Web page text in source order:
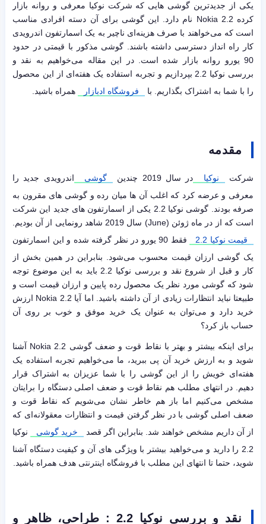
یکی از جدیدترین گوشی هایی که شرکت نوکیا معرفی و روانه بازار
کرده Nokia 2.2 نام دارد. این گوشی برای آن دسته افرادی مناسب
است که می‌خواهند با صرف هزینه‌ای ناچیر به یک اسمارتفون اندرویدی
کار راه انداز دسترسی داشته باشند. گوشی مذکور با قیمتی در حدود
90 یورو روانه بازار شده است. در این مقاله می‌خواهیم به نقد و
بررسی نوکیا 2.2 بپردازیم و تجربه استفاده یک هفته‌ای از این محصول
را با شما به اشتراک بگذاریم. با
فروشگاه ادبازار همراه باشید.
مقدمه
شرکت نوکیا در سال 2019 چندین گوشی
اندرویدی جدید را
معرفی و عرضه کرد که اغلب آن ها میان رده و گوشی های مقرون به
صرفه بودند. گوشی نوکیا 2.2 یکی از اسمارتفون های جدید این شرکت
است که از در ماه ژوئن (June) سال 2019 شاهد رونمایی از آن بودیم.
قیمت نوکیا 2.2
فقط 90 یورو در نظر گرفته شده و این اسمارتفون
یک گوشی ارزان قیمت محسوب می‌شود. بنابراین در همین بخش از
کار و قبل از شروع نقد و بررسی نوکیا 2.2 باید به این موضوع توجه
شود که گوشی مورد نظر یک محصول رده پایین و ارزان قیمت است و
طبیعتا نباید انتظارات زیادی از آن داشته باشید. اما آیا Nokia 2.2 ارزش
خرید دارد و می‌توان به عنوان یک خرید موفق و خوب بر روی آن
حساب باز کرد؟
برای اینکه بیشتر و بهتر با نقاط قوت و ضعف گوشی Nokia 2.2 آشنا
شوید و به ارزش خرید آن پی ببرید، ما می‌خواهیم تجربه استفاده یک
هفته‌ای خویش را از این گوشی را با شما عزیزان به اشتراک قرار
دهیم. در انتهای مطلب هم نقاط قوت و ضعف اصلی دستگاه را برایتان
مشخص می‌کنیم اما باز هم خاطر نشان می‌شویم که نقاط قوت و
ضعف اصلی گوشی با در نظر گرفتن قیمت و انتظارات معقولانه‌ای که
از آن داریم مشخص خواهند شد. بنابراین اگر قصد
خرید گوشی
نوکیا
2.2 را دارید و می‌خواهید بیشتر با ویژگی های آن و کیفیت دستگاه آشنا
شوید، حتما تا انتهای این مطلب با فروشگاه اینترنتی هدف همراه باشید.
نقد و بررسی نوکیا 2.2 : طراحی، ظاهر و